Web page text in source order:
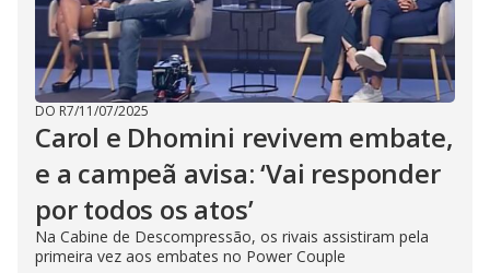
DO R7/11/07/2025
Carol e Dhomini revivem embate,
e a campeã avisa: ‘Vai responder
por todos os atos’
Na Cabine de Descompressão, os rivais assistiram pela
primeira vez aos embates no Power Couple